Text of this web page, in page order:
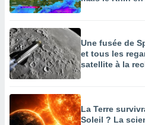
Une fusée de
et tous les
satellite à la
La Terre
Soleil ? La